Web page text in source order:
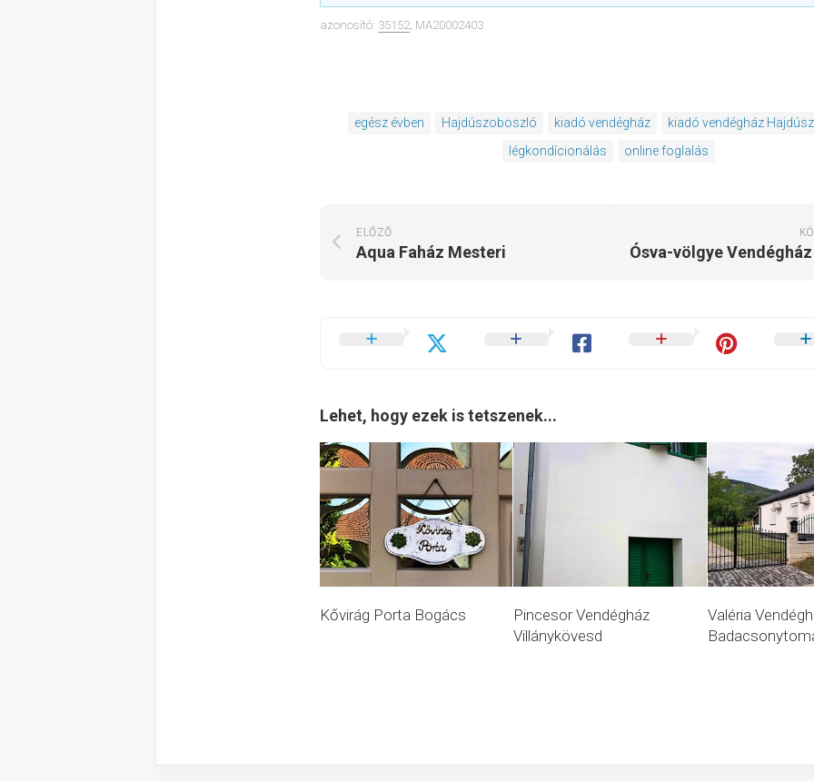
azonosító: 35152, MA20002403
egész évben Hajdúszoboszló kiadó vendégház
kiadó vendégház
légkondícionálás
online foglalás
ELŐZŐ
Aqua Faház Mesteri
Lehet, hogy ezek is tetszenek...
Kővirág Porta Bogács
Pincesor Vendégház
Villánykövesd
Valéria